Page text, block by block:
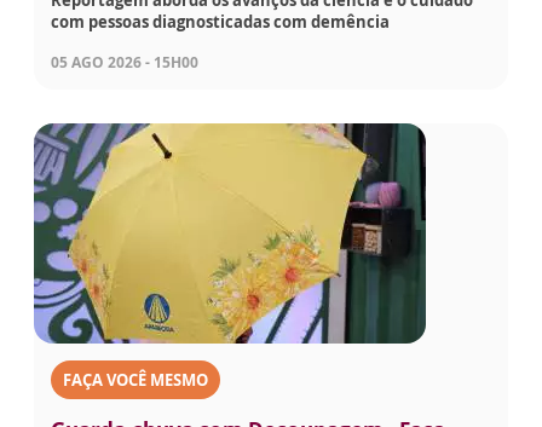
com pessoas diagnosticadas com demência
05 AGO 2026 - 15H00
FAÇA VOCÊ MESMO